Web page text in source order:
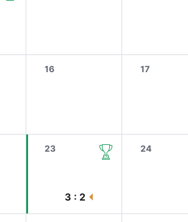
16 17
23
3 : 2
24